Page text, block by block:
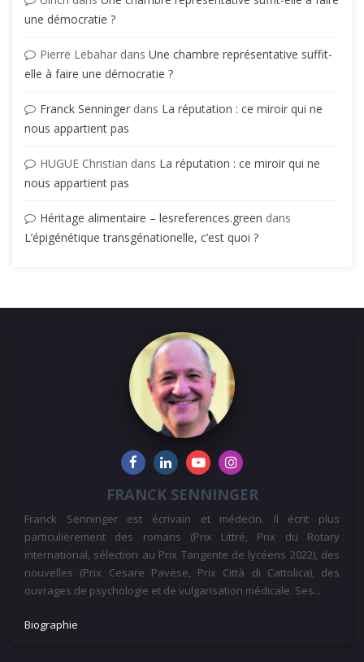
une démocratie ?
Pierre Lebahar dans Une chambre représentative suffit-
elle à faire une démocratie ?
Franck Senninger dans La réputation : ce miroir qui ne
nous appartient pas
HUGUE Christian dans La réputation : ce miroir qui ne
nous appartient pas
Héritage alimentaire – lesreferences.green dans
L’épigénétique transgénationelle, c’est quoi ?
FRANCK SENNINGER
Franck Senninger est écrivain et médecin. Il écrit plus
particulièrement des romans (Prix Littré, Prix du Rotary
international, sélection au Prix Tangente de lycéens 2022), des
nouvelles (Prix Cesare Pavese, Prix Città di Cattolica), des
ouvrages de psychologie et de vulgarisation médicale. Ses...
Biographie